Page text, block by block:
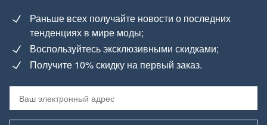
Раньше всех получайте новости о последних
тенденциях в мире моды;
Воспользуйтесь эксклюзивными скидками;
Получите 10% скидку на первый заказ.